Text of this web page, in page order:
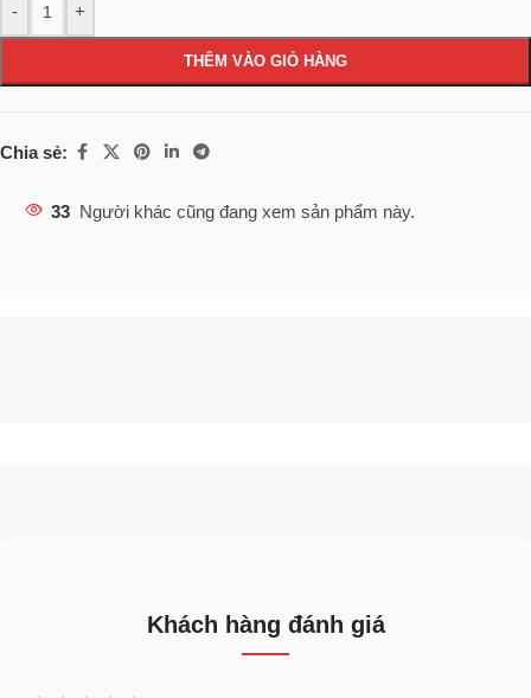
- +
THÊM VÀO GIỎ HÀNG
Chia sẻ:
33 Người khác cũng đang xem sản phẩm này.
Khách hàng đánh giá